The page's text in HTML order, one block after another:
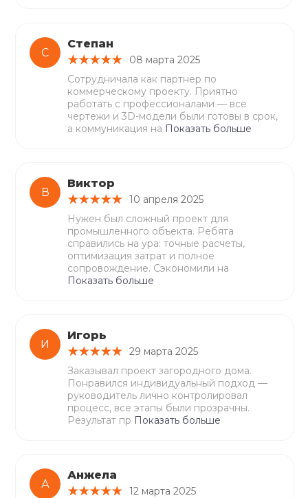
С
Степан
08 марта 2025
Сотрудничала как партнер по
коммерческому проекту. Приятно
работать с профессионалами — все
чертежи и 3D-модели были готовы в срок,
а коммуникация на Показать больше
В
Виктор
10 апреля 2025
Нужен был сложный проект для
промышленного объекта. Ребята
справились на ура: точные расчеты,
оптимизация затрат и полное
сопровождение. Сэкономили на
Показать больше
И
Игорь
29 марта 2025
Заказывал проект загородного дома.
Понравился индивидуальный подход —
руководитель лично контролировал
процесс, все этапы были прозрачны.
Результат пр Показать больше
А
Анжела
12 марта 2025